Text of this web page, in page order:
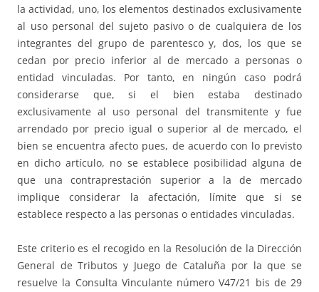
la actividad, uno, los elementos destinados exclusivamente
al uso personal del sujeto pasivo o de cualquiera de los
integrantes del grupo de parentesco y, dos, los que se
cedan por precio inferior al de mercado a personas o
entidad vinculadas. Por tanto, en ningún caso podrá
considerarse que, si el bien estaba destinado
exclusivamente al uso personal del transmitente y fue
arrendado por precio igual o superior al de mercado, el
bien se encuentra afecto pues, de acuerdo con lo previsto
en dicho artículo, no se establece posibilidad alguna de
que una contraprestación superior a la de mercado
implique considerar la afectación, límite que si se
establece respecto a las personas o entidades vinculadas.
Este criterio es el recogido en la Resolución de la Dirección
General de Tributos y Juego de Cataluña por la que se
resuelve la Consulta Vinculante número V47/21 bis de 29